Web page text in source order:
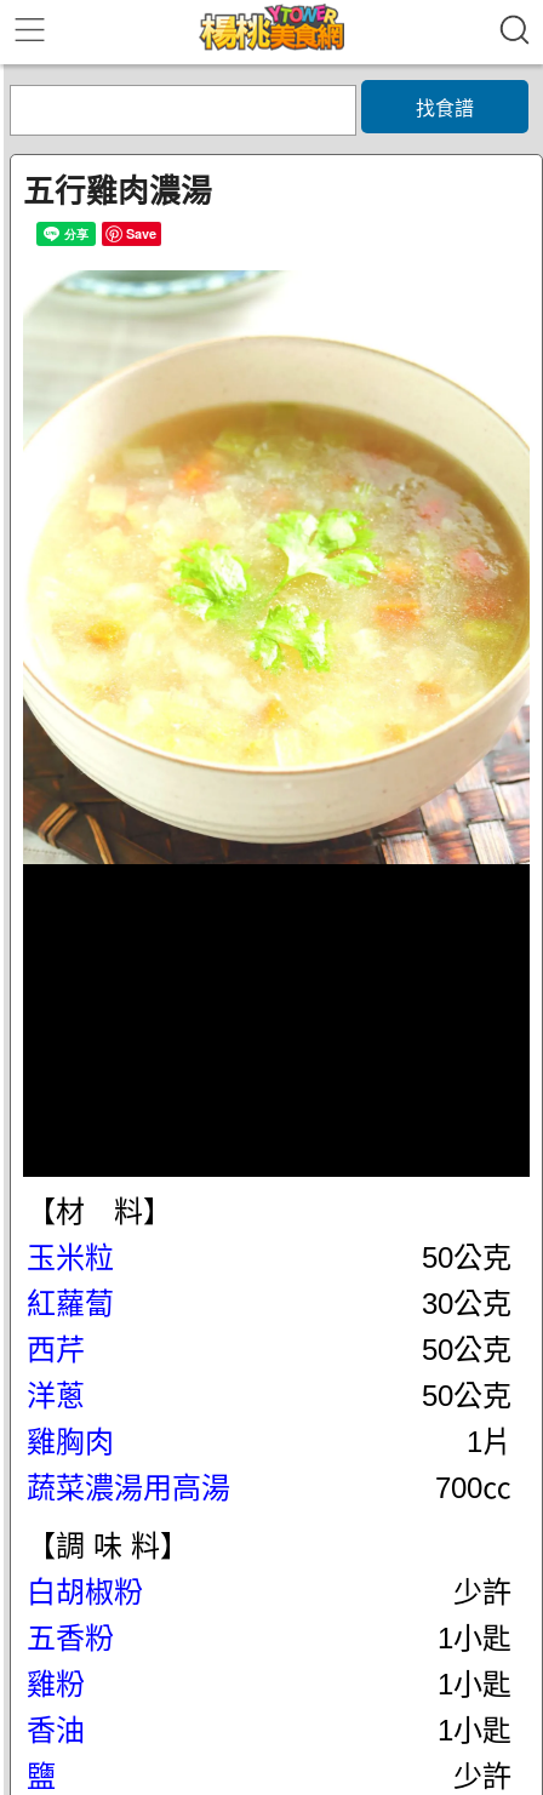
找食譜
五行雞肉濃湯
Save
【材 料】
玉米粒
50公克
紅蘿蔔
30公克
西芹
50公克
洋蔥
50公克
雞胸肉
1片
蔬菜濃湯用高湯
700㏄
【調 味 料】
白胡椒粉
少許
五香粉
1小匙
雞粉
1小匙
香油
1小匙
鹽
少許